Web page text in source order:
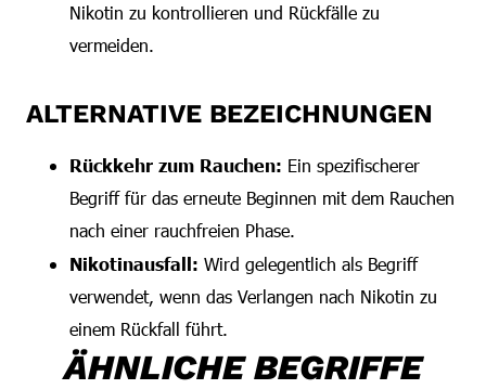
Nikotin zu kontrollieren und Rückfälle zu
vermeiden.
ALTERNATIVE BEZEICHNUNGEN
Rückkehr zum Rauchen: Ein spezifischerer
Begriff für das erneute Beginnen mit dem Rauchen
nach einer rauchfreien Phase.
Nikotinausfall: Wird gelegentlich als Begriff
verwendet, wenn das Verlangen nach Nikotin zu
einem Rückfall führt.
ÄHNLICHE BEGRIFFE